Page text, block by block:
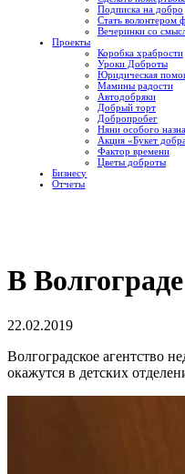
Подписка на добро
Стать волонтером
Вечеринки со
Проекты
Коробка храбрости
Уроки Доброты
Юридическая
Мамины радости
Автодобряки
Добрый торт
Добропробег
Няни особого
Акция «Букет
Фактор времени
Цветы доброты
Бизнесу
Отчеты
В
22.02.2019
Волгоградское агентство
окажутся в детских